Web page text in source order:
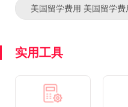
美国留学费用 美国留学
实用工具